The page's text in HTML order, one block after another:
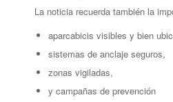
La noticia recuerda también la
aparcabicis visibles y bien
sistemas de anclaje seguros,
zonas vigiladas,
y campañas de prevención